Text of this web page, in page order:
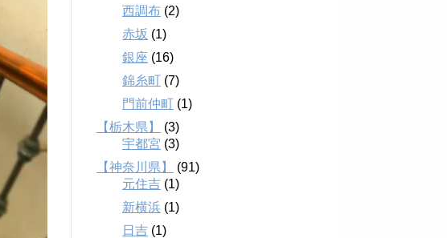
西調布 (2)
赤坂 (1)
銀座 (16)
錦糸町 (7)
門前仲町 (1)
【栃木県】
(3)
宇都宮 (3)
【神奈川県】
(91)
元住吉 (1)
新横浜 (1)
日吉 (1)